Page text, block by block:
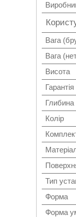
Вага
Вага
Висота
Гарантія
Глибина
Колір
Тип
Форма
Форма